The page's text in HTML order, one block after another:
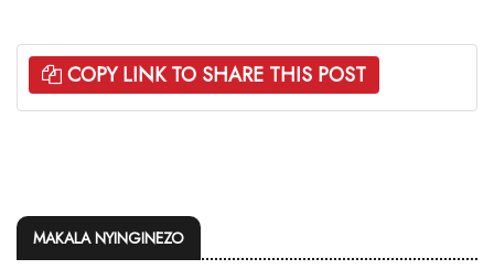
COPY LINK TO SHARE THIS POST
MAKALA NYINGINEZO